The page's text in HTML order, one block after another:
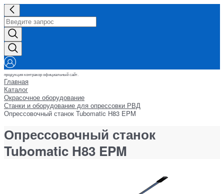
продукция контракор официальный сайт.
Главная
Каталог
Окрасочное оборудование
Станки и оборудование для опрессовки РВД
Опрессовочный станок Tubomatic H83 EPM
Опрессовочный станок
Tubomatic H83 EPM